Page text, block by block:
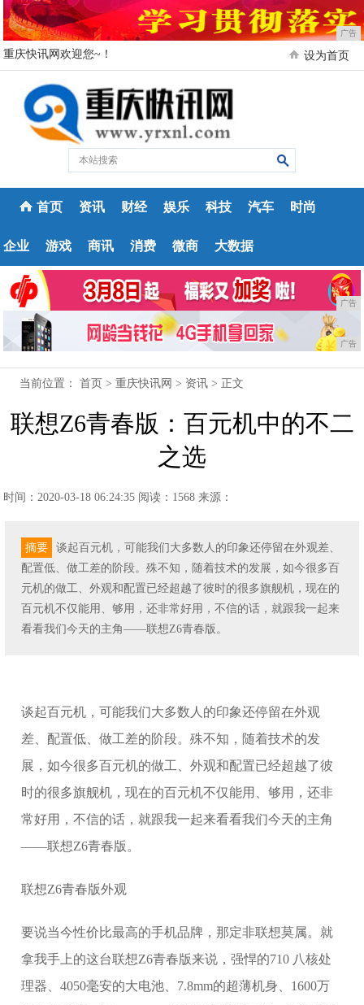
广告
重庆快讯网欢迎您~！ 设为首页
首页 资讯 财经 娱乐 科技 汽车 时尚
企业 游戏 商讯 消费 微商 大数据
广告
广告
当前位置：首页 >重庆快讯网 > 资讯 > 正文
联想Z6青春版：百元机中的不二
之选
时间：2020-03-18 06:24:35 阅读：1568 来源：
摘要
谈起百元机，可能我们大多数人的印象还停留在外观差、
配置低、做工差的阶段。殊不知，随着技术的发展，如今很多百
元机的做工、外观和配置已经超越了彼时的很多旗舰机，现在的
百元机不仅能用、够用，还非常好用，不信的话，就跟我一起来
看看我们今天的主角——联想Z6青春版。
谈起百元机，可能我们大多数人的印象还停留在外观
差、配置低、做工差的阶段。殊不知，随着技术的发
展，如今很多百元机的做工、外观和配置已经超越了彼
时的很多旗舰机，现在的百元机不仅能用、够用，还非
常好用，不信的话，就跟我一起来看看我们今天的主角
——联想Z6青春版。
联想Z6青春版外观
要说当今性价比最高的手机品牌，那定非联想莫属。就
拿我手上的这台联想Z6青春版来说，强悍的710 八核处
理器、4050毫安的大电池、7.8mm的超薄机身、1600万